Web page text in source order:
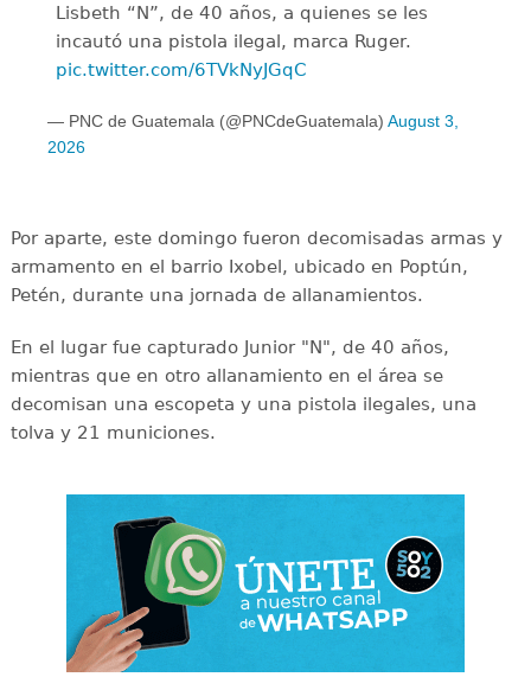
Lisbeth “N”, de 40 años, a quienes se les
incautó una pistola ilegal, marca Ruger.
pic.twitter.com/6TVkNyJGqC
— PNC de Guatemala (@PNCdeGuatemala) August 3,
2026
Por aparte, este domingo fueron decomisadas armas y
armamento en el barrio Ixobel, ubicado en Poptún,
Petén, durante una jornada de allanamientos.
En el lugar fue capturado Junior "N", de 40 años,
mientras que en otro allanamiento en el área se
decomisan una escopeta y una pistola ilegales, una
tolva y 21 municiones.